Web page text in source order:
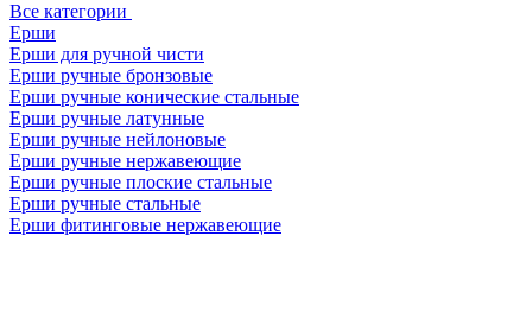
Все категории
Ерши
Ерши для ручной чисти
Ерши ручные бронзовые
Ерши ручные конические стальные
Ерши ручные латунные
Ерши ручные нейлоновые
Ерши ручные нержавеющие
Ерши ручные плоские стальные
Ерши ручные стальные
Ерши фитинговые нержавеющие